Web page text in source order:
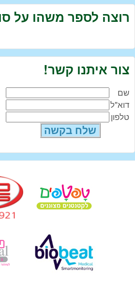
רוצה לספר משהו על
צור איתנו קשר!
שם
דוא"ל
טלפון